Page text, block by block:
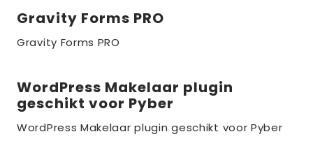
the_title;
Lees
meer
Gravity Forms PRO
Gravity Forms PRO
Lees
meer
over
WordPress Makelaar plugin
geschikt voor Pyber
WordPress Makelaar plugin geschikt voor Pyber